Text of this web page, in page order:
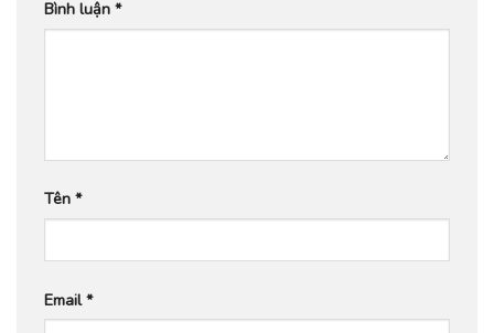
Bình luận *
Tên *
Email*